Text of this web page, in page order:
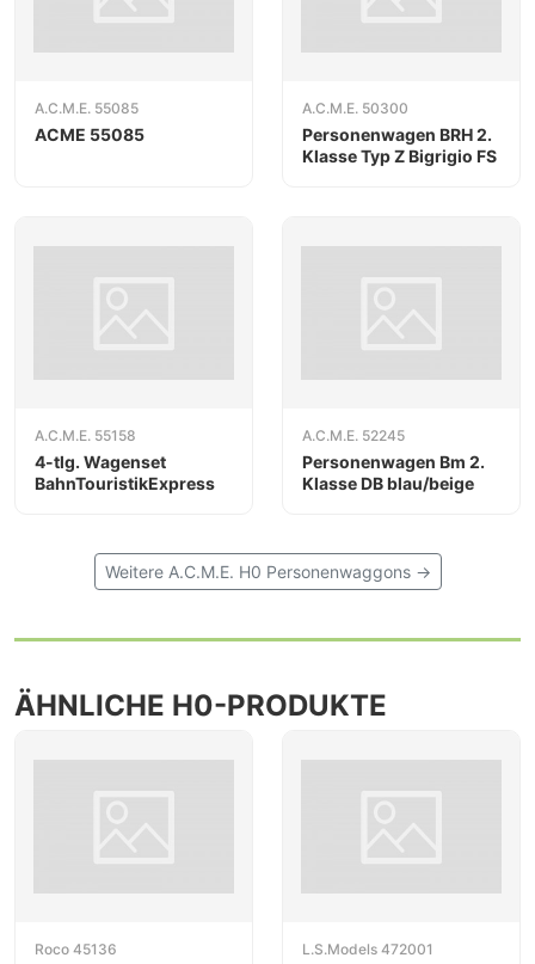
A.C.M.E. 55085
ACME 55085
A.C.M.E. 50300
Personenwagen BRH 2.
Klasse Typ Z Bigrigio FS
A.C.M.E. 55158
4-tlg. Wagenset
BahnTouristikExpress
A.C.M.E. 52245
Personenwagen Bm 2.
Klasse DB blau/beige
Weitere A.C.M.E. H0 Personenwaggons →
ÄHNLICHE H0-PRODUKTE
Roco 45136 L.S.Models 472001